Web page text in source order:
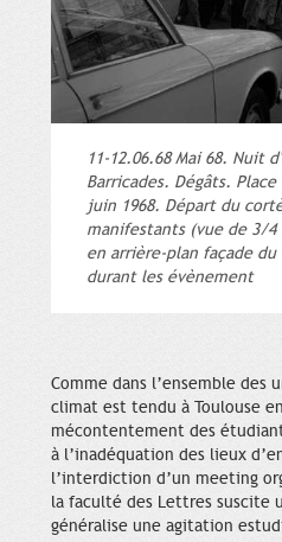
11-12.06.68 Mai 68. Nuit
Barricades. Dégâts.
juin 1968. Départ du
manifestants (vue de 3/
en arrière-plan façade
durant les évènement
Comme dans l’ensemble des
climat est tendu à Toulouse
mécontentement des
à l’inadéquation des lieux
l’interdiction d’un meeting
la faculté des Lettres suscite
généralise une agitation